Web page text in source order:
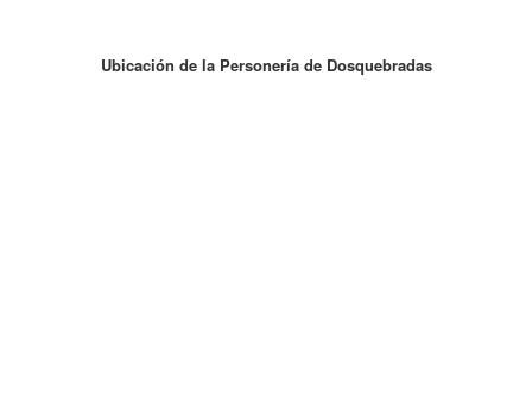
Ubicación de la Personería de Dosquebradas